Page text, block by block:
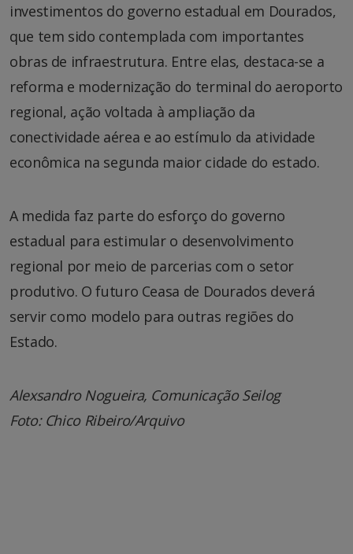
investimentos do governo estadual em Dourados,
que tem sido contemplada com importantes
obras de infraestrutura. Entre elas, destaca-se a
reforma e modernização do terminal do aeroporto
regional, ação voltada à ampliação da
conectividade aérea e ao estímulo da atividade
econômica na segunda maior cidade do estado.
A medida faz parte do esforço do governo
estadual para estimular o desenvolvimento
regional por meio de parcerias com o setor
produtivo. O futuro Ceasa de Dourados deverá
servir como modelo para outras regiões do
Estado.
Alexsandro Nogueira, Comunicação Seilog
Foto: Chico Ribeiro/Arquivo